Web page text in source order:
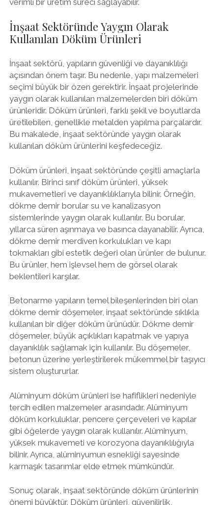
verimli bir üretim süreci sağlayabilir.
İnşaat Sektöründe Yaygın Olarak
Kullanılan Döküm Ürünleri
İnşaat sektörü, yapıların güvenliği ve dayanıklılığı
açısından önem taşır. Bu nedenle, yapı malzemeleri
seçimi büyük bir özen gerektirir. İnşaat projelerinde
yaygın olarak kullanılan malzemelerden biri döküm
ürünleridir. Döküm ürünleri, farklı şekil ve boyutlarda
üretilebilen, genellikle metalden yapılma parçalardır.
Bu makalede, inşaat sektöründe yaygın olarak
kullanılan döküm ürünlerini keşfedeceğiz.
Döküm ürünleri, inşaat sektöründe çeşitli amaçlarla
kullanılır. Birinci sınıf döküm ürünleri, yüksek
mukavemetleri ve dayanıklılıklarıyla bilinir. Örneğin,
dökme demir borular su ve kanalizasyon
sistemlerinde yaygın olarak kullanılır. Bu borular,
yıllarca süren aşınmaya ve basınca dayanabilir. Ayrıca,
dökme demir merdiven korkulukları ve kapı
tokmakları gibi estetik değeri olan ürünler de bulunur.
Bu ürünler, hem işlevsel hem de görsel olarak
beklentileri karşılar.
Betonarme yapıların temel bileşenlerinden biri olan
dökme demir döşemeler, inşaat sektöründe sıklıkla
kullanılan bir diğer döküm ürünüdür. Dökme demir
döşemeler, büyük açıklıkları kapatmak ve yapıya
dayanıklılık sağlamak için kullanılır. Bu döşemeler,
betonun üzerine yerleştirilerek mükemmel bir taşıyıcı
sistem oluştururlar.
Alüminyum döküm ürünleri ise hafiflikleri nedeniyle
tercih edilen malzemeler arasındadır. Alüminyum
döküm korkuluklar, pencere çerçeveleri ve kapılar
gibi öğelerde yaygın olarak kullanılır. Alüminyum,
yüksek mukavemeti ve korozyona dayanıklılığıyla
bilinir. Ayrıca, alüminyumun esnekliği sayesinde
karmaşık tasarımlar elde etmek mümkündür.
Sonuç olarak, inşaat sektöründe döküm ürünlerinin
önemi büyüktür. Döküm ürünleri, güvenilirlik,